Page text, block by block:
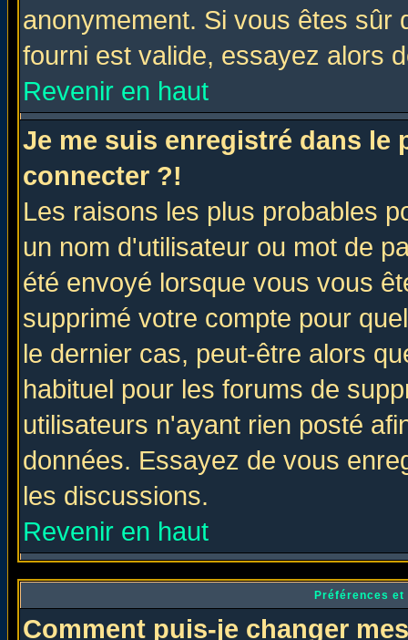
anonymement. Si vous êtes sûr
fourni est valide, essayez alors
Revenir en haut
Je me suis enregistré dans le
connecter ?!
Les raisons les plus probables
un nom d'utilisateur ou mot de
été envoyé lorsque vous vous
supprimé votre compte pour
le dernier cas, peut-être alors
habituel pour les forums de
utilisateurs n'ayant rien posté
données. Essayez de vous
les discussions.
Revenir en haut
Préférences
Comment puis-je changer